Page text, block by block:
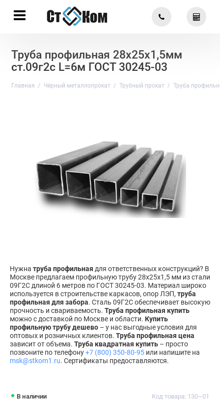
Труба профильная 28х25х1,5мм
ст.09г2с L=6м ГОСТ 30245-03
Главная Чёрный металлопрокат Трубный прокат Труба
В наличии Код товара: 130~01
Нужна труба профильная для ответственных конструкций? В
Москве предлагаем профильную трубу 28х25х1,5 мм из стали
09Г2С длиной 6 метров по ГОСТ 30245-03. Материал широко
используется в строительстве каркасов, опор ЛЭП, труба
профильная для забора. Сталь 09Г2С обеспечивает высокую
прочность и свариваемость. Труба профильная купить
можно с доставкой по Москве и области. Купить
профильную трубу дешево – у нас выгодные условия для
оптовых и розничных клиентов. Труба профильная цена
зависит от объема. Труба квадратная купить – просто
позвоните по телефону+7 (800) 350-80-95 или напишите на
msk@stkom1.ru. Сертификаты предоставляются.